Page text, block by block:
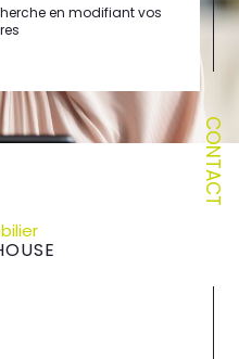
CONTACT
en modifiant vos